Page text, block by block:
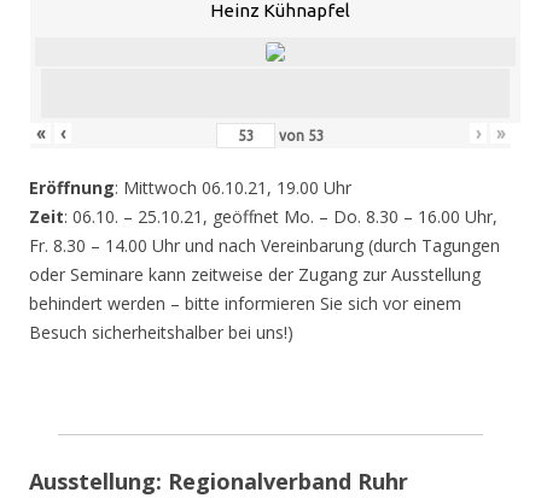
Heinz Kühnapfel
« ‹ von 53 › »
Eröffnung: Mittwoch 06.10.21, 19.00 Uhr
Zeit: 06.10. – 25.10.21, geöffnet Mo. – Do. 8.30 – 16.00 Uhr,
Fr. 8.30 – 14.00 Uhr und nach Vereinbarung (durch Tagungen
oder Seminare kann zeitweise der Zugang zur Ausstellung
behindert werden – bitte informieren Sie sich vor einem
Besuch sicherheitshalber bei uns!)
Ausstellung: Regionalverband Ruhr